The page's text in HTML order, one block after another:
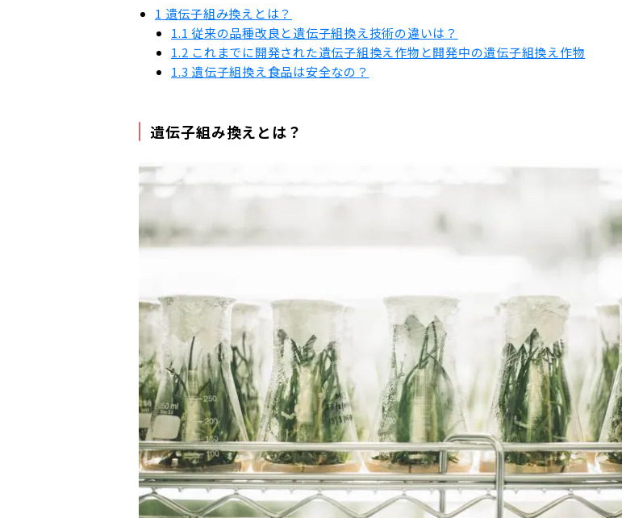
1 遺伝子組み換えとは？
1.1 従来の品種改良と遺伝子組換え技術の違いは？
1.2 これまでに開発された遺伝子組換え作物と開発中の遺伝子組換え作物
1.3 遺伝子組換え食品は安全なの？
遺伝子組み換えとは？